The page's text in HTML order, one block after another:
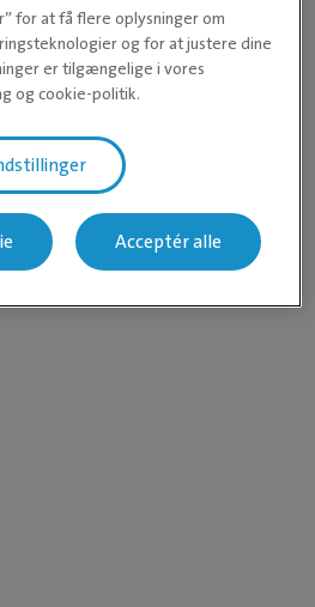
for at få flere oplysninger om
og for at justere dine
er tilgængelige i vores
og cookie-politik.
Acceptér alle